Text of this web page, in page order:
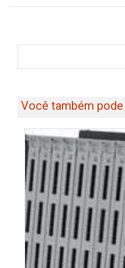
Você também